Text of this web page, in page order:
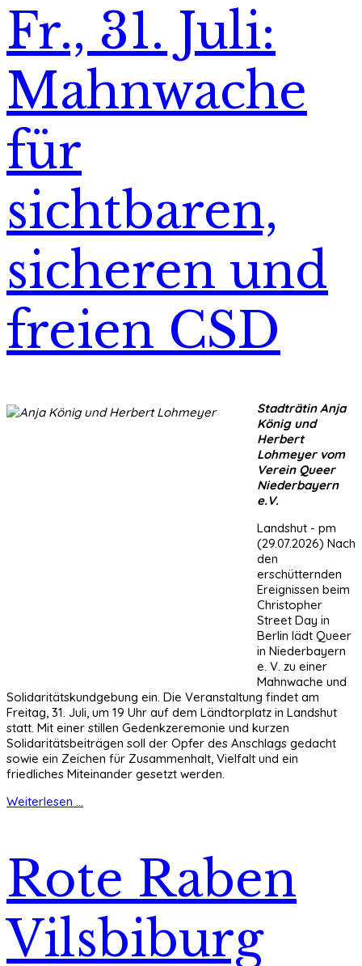
Fr., 31. Juli:
Mahnwache
für
sichtbaren,
sicheren und
freien CSD
Stadträtin Anja
König und
Herbert
Lohmeyer vom
Verein Queer
Niederbayern
e.V.
Landshut - pm
(29.07.2026) Nach
den
erschütternden
Ereignissen beim
Christopher
Street Day in
Berlin lädt Queer
in Niederbayern
e. V. zu einer
Mahnwache und
Solidaritätskundgebung ein. Die Veranstaltung findet am
Freitag, 31. Juli, um 19 Uhr auf dem Ländtorplatz in Landshut
statt. Mit einer stillen Gedenkzeremonie und kurzen
Solidaritätsbeiträgen soll der Opfer des Anschlags gedacht
sowie ein Zeichen für Zusammenhalt, Vielfalt und ein
friedliches Miteinander gesetzt werden.
Weiterlesen ...
Rote Raben
Vilsbiburg